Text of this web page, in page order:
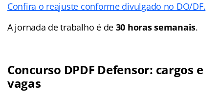
Confira o reajuste conforme divulgado no DO/DF.
A jornada de trabalho é de 30 horas semanais.
Concurso DPDF Defensor: cargos e
vagas